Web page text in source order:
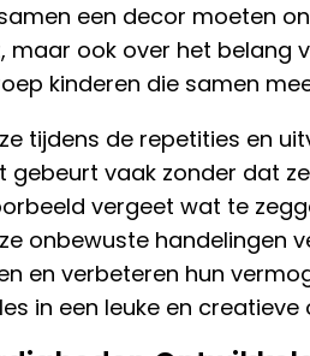
een decor moeten
maar ook over het belang
kinderen die samen
tijdens de repetities en
gebeurt vaak zonder dat
vergeet wat te
onbewuste handelingen
en verbeteren hun
in een leuke en